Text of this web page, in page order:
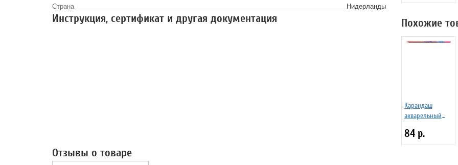
Страна
Нидерланды
Инструкция, сертификат и другая документация Похожие
Карандаш
акварельный
84 р.
Отзывы о товаре